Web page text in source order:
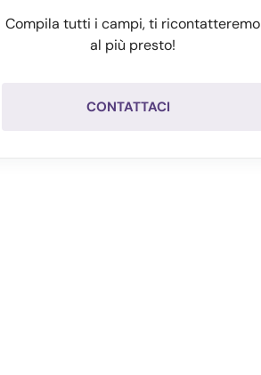
Compila tutti i campi, ti ricontatteremo
al più presto!
CONTATTACI